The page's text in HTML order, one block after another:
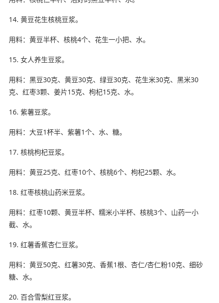
14. 黄豆花生核桃豆浆。
用料：黄豆半杯、核桃4个、花生一小把、水。
15. 女人养生豆浆。
用料：黑豆30克、黄豆30克、绿豆30克、花生米30克、黑米30
克、红枣3颗、姜片15克、枸杞15克、水。
16. 紫薯豆浆。
用料：大豆1杯半、紫薯1个、水、糖。
17. 核桃枸杞豆浆。
用料：黄豆25克、红枣10个、核桃6个、枸杞25颗、水。
18. 红枣核桃山药米豆浆。
用料：红枣10颗、黄豆半杯、糯米小半杯、核桃3个、山药一小
截、水。
19. 红薯香蕉杏仁豆浆。
用料：黄豆50克、红薯30克、香蕉1根、杏仁/杏仁粉10克、细砂
糖、水。
20. 百合雪梨红豆浆。